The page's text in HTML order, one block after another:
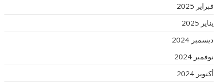
فبراير 2025
يناير 2025
ديسمبر 2024
نوفمبر 2024
أكتوبر 2024